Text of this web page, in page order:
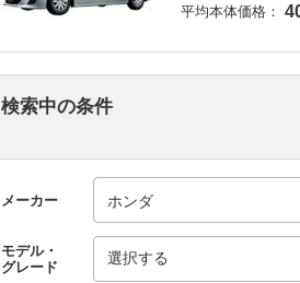
平均本体価格：
検索中の条件
メーカー
モデル・
グレード
選択する